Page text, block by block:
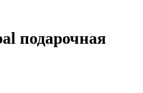
подарочная